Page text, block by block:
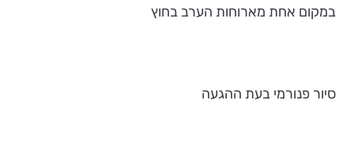
במקום אחת מארוחות הערב בחוץ
סיור פנורמי בעת ההגעה